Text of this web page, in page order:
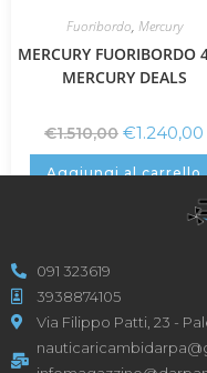
Fuoribordo, Mercury
MERCURY FUORIBORDO
MERCURY DEALS
€1.510,00 €1.240,00
Aggiungi al carrello
091 323619
3938874105
Via Filippo Patti, 23 -